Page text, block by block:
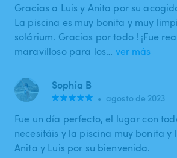
Gracias a Luis y Anita por su
La piscina es muy bonita y muy
solárium. Gracias por todo ! ¡Fue
maravilloso para los… ver más
Sophia B
• agosto de 2023
Fue un día perfecto, el lugar con
necesitáis y la piscina muy bonita
Anita y Luis por su bienvenida.